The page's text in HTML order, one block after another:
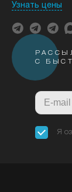
Узнать цены
С
Я